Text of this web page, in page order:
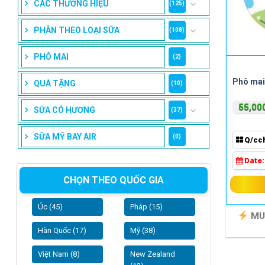
CÁC THƯƠNG HIỆU (125)
PHÂN THEO LOẠI SỮA (108)
PHÔ MAI (2)
QUÀ TẶNG (10)
SỮA CÓ HƯƠNG (37)
SỮA MỸ BAY AIR (0)
CHỌN THEO QUỐC GIA
Úc (45) Pháp (15)
Hàn Quốc (17) Mỹ (38)
Việt Nam (8)
New Zealand
Phô
Q/
Date: